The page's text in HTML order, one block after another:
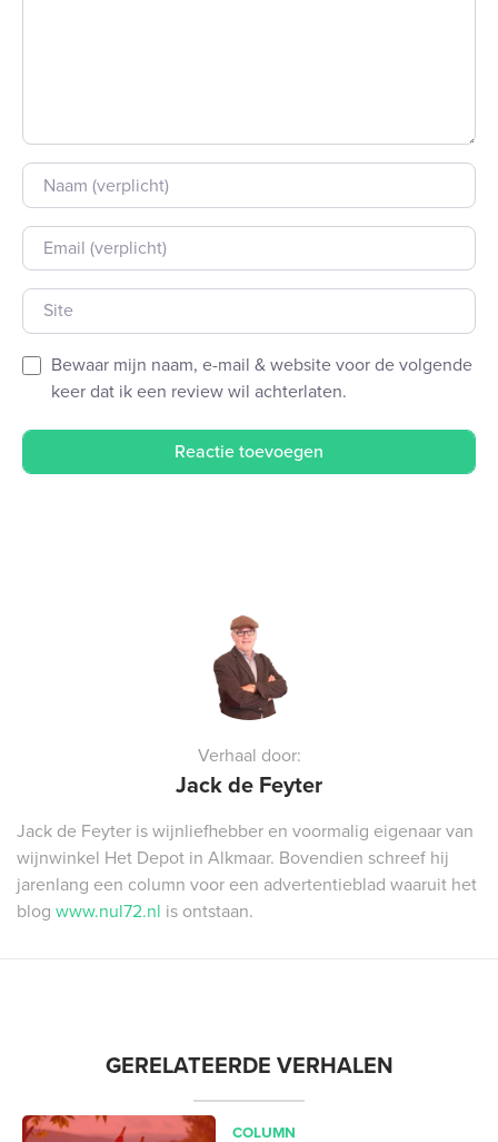
Naam
E-mail
Site
Bewaar mijn naam, e-mail & website voor de volgende
keer dat ik een review wil achterlaten.
Verhaal door:
Jack de Feyter
Jack de Feyter is wijnliefhebber en voormalig eigenaar van
wijnwinkel Het Depot in Alkmaar. Bovendien schreef hij
jarenlang een column voor een advertentieblad waaruit het
blog www.nul72.nl is ontstaan.
GERELATEERDE VERHALEN
COLUMN